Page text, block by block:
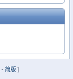
- 简版 ]